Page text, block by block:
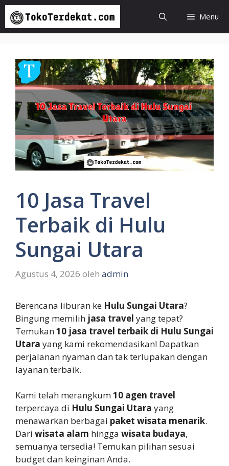
Langsung
isi
Menu
10 Jasa Travel
Terbaik di Hulu
Sungai Utara
Agustus 4, 2026 oleh admin
Berencana liburan ke Hulu Sungai Utara?
Bingung memilih jasa travel yang tepat?
Temukan10 jasa travel terbaik di Hulu Sungai
Utara yang kami rekomendasikan! Dapatkan
perjalanan nyaman dan tak terlupakan dengan
layanan terbaik.
Kami telah merangkum10 agen travel
terpercaya di Hulu Sungai Utara yang
menawarkan berbagai paket wisata menarik.
Dari wisata alam hingga wisata budaya,
semuanya tersedia! Temukan pilihan sesuai
budget dan keinginan Anda.